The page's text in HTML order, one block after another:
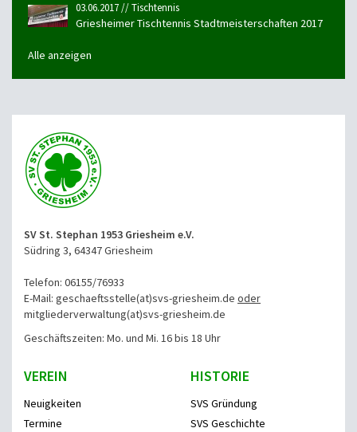
03.06.2017 // Tischtennis
Griesheimer Tischtennis Stadtmeisterschaften 2017
Alle anzeigen
SV St. Stephan 1953 Griesheim e.V.
Südring 3, 64347 Griesheim
Telefon: 06155/76933
E-Mail: geschaeftsstelle(at)svs-griesheim.de oder
mitgliederverwaltung(at)svs-griesheim.de
Geschäftszeiten: Mo. und Mi. 16 bis 18 Uhr
VEREIN
Neuigkeiten
Termine
HISTORIE
SVS Gründung
SVS Geschichte